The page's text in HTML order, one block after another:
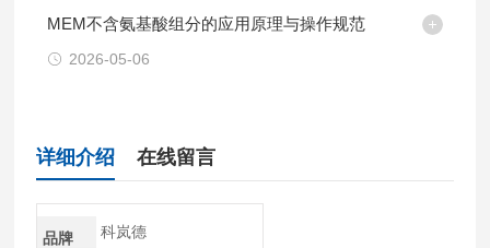
MEM不含氨基酸组分的应用原理与操作规范
2026-05-06
详细介绍 在线留言
品牌 科岚德